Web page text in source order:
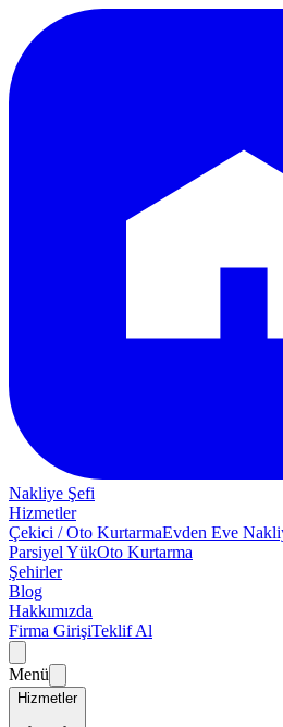
Nakliye Şefi
Hizmetler
Çekici / Oto KurtarmaEvden Eve
Parsiyel YükOto Kurtarma
Şehirler
Blog
Hakkımızda
Firma GirişiTeklif Al
Menü
Hizmetler